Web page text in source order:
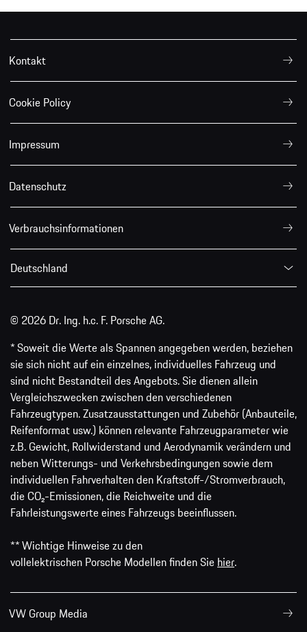
Kontakt
Cookie Policy
Impressum
Datenschutz
Verbrauchsinformationen
Deutschland
© 2026 Dr. Ing. h.c. F. Porsche AG.
* Soweit die Werte als Spannen angegeben werden, beziehen
sie sich nicht auf ein einzelnes, individuelles Fahrzeug und
sind nicht Bestandteil des Angebots. Sie dienen allein
Vergleichszwecken zwischen den verschiedenen
Fahrzeugtypen. Zusatzausstattungen und Zubehör (Anbauteile,
Reifenformat usw.) können relevante Fahrzeugparameter wie
z.B. Gewicht, Rollwiderstand und Aerodynamik verändern und
neben Witterungs- und Verkehrsbedingungen sowie dem
individuellen Fahrverhalten den Kraftstoff-/Stromverbrauch,
die CO₂-Emissionen, die Reichweite und die
Fahrleistungswerte eines Fahrzeugs beeinflussen.
** Wichtige Hinweise zu den
vollelektrischen Porsche Modellen finden Sie hier.
VW Group Media